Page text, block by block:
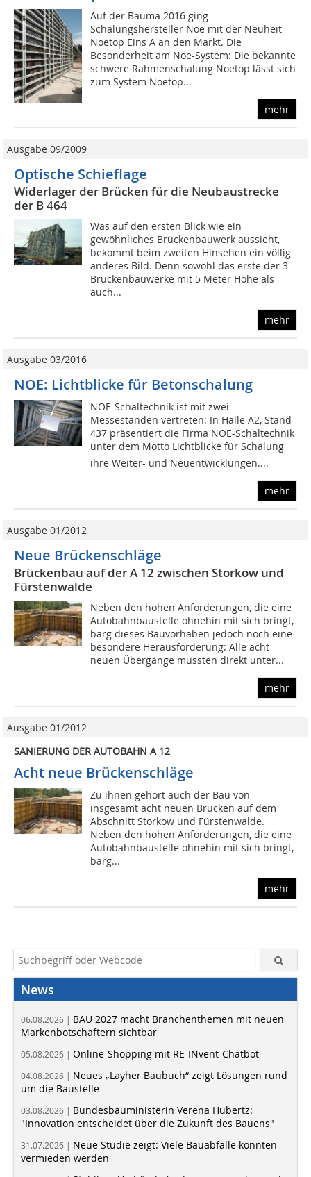
Auf der Bauma 2016 ging
Schalungshersteller Noe mit der Neuheit
Noetop Eins A an den Markt. Die
Besonderheit am Noe-System: Die bekannte
schwere Rahmenschalung Noetop lässt sich
zum System Noetop...
mehr
Ausgabe 09/2009
Optische Schieflage
Widerlager der Brücken für die Neubaustrecke
der B 464
Was auf den ersten Blick wie ein
gewöhnliches Brückenbauwerk aussieht,
bekommt beim zweiten Hinsehen ein völlig
anderes Bild. Denn sowohl das erste der 3
Brückenbauwerke mit 5 Meter Höhe als
auch...
mehr
Ausgabe 03/2016
NOE: Lichtblicke für Betonschalung
NOE-Schaltechnik ist mit zwei
Messeständen vertreten: In Halle A2, Stand
437 präsentiert die Firma NOE-Schaltechnik
unter dem Motto Lichtblicke für Schalung
ihre Weiter- und Neuentwicklungen....
mehr
Ausgabe 01/2012
Neue Brückenschläge
Brückenbau auf der A 12 zwischen Storkow und
Fürstenwalde
Neben den hohen Anforderungen, die eine
Autobahnbaustelle ohnehin mit sich bringt,
barg dieses Bauvorhaben jedoch noch eine
besondere Herausforderung: Alle acht
neuen Übergänge mussten direkt unter...
mehr
Ausgabe 01/2012
SANIERUNG DER AUTOBAHN A 12
Acht neue Brückenschläge
Zu ihnen gehört auch der Bau von
insgesamt acht neuen Brücken auf dem
Abschnitt Storkow und Fürstenwalde.
Neben den hohen Anforderungen, die eine
Autobahnbaustelle ohnehin mit sich bringt,
barg...
mehr
News
06.08.2026 | BAU 2027 macht Branchenthemen mit neuen
Markenbotschaftern sichtbar
05.08.2026 | Online-Shopping mit RE-INvent-Chatbot
04.08.2026 | Neues „Layher Baubuch“ zeigt Lösungen rund
um die Baustelle
03.08.2026 | Bundesbauministerin Verena Hubertz:
"Innovation entscheidet über die Zukunft des Bauens"
31.07.2026 | Neue Studie zeigt: Viele Bauabfälle könnten
vermieden werden